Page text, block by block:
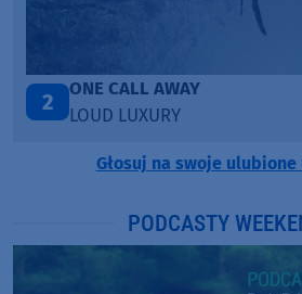
3
Talk To You
ANOTR ft. 54 Ultra
Głosuj na swoje
PODCASTY